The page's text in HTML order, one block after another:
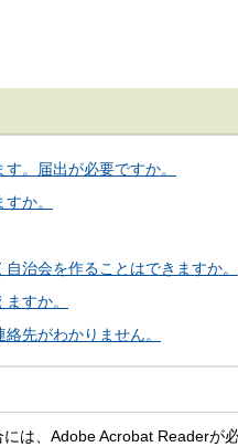
。届出が必要ですか。
か。
治会を作ることはできますか。
すか。
先がわかりません。
は、Adobe Acrobat Readerが